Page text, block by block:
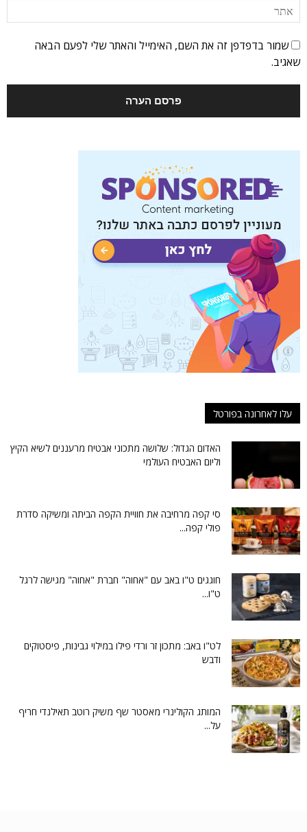
שמור בדפדפן זה את השם, האימייל והאתר שלי לפעם הבאה
שאגיב.
עלו לאחרונה בפורטל
האדום הגדול: שלושה מתכוני אבטיח מרעננים לשיא הקיץ
וליום האבטיח העולמי
סי קפה מרחיבה את חוויית הקפה הביתה ומשיקה סדרת
פולי קפה...
חוגגים ט"ו באב עם "אחוה" חברת "אחוה" מגישה לרגל
ט"ו...
לט"ו באב: מתכון זר ורדי פילו במילוי גבינות, פיסטוקים
ודבש
המותג הקולינרי מאסטר שף משיק רוטב תאילנדי חריף
על...